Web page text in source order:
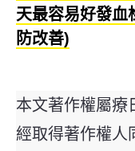
天最容易好發血
防改善)
本文著作權屬療
經取得著作權人